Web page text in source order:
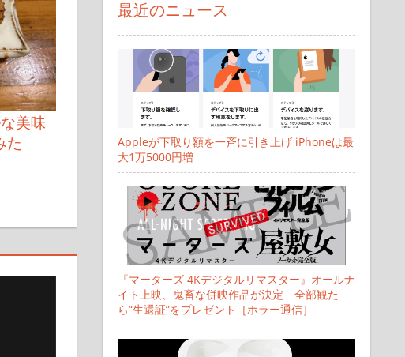
美味
た
最近のニュース
Appleが下取り額を一斉に引き上げ iPhoneは最
大1万5000円増
『マーターズ 4Kデジタルリマスター』オールナ
イト上映、鬼畜な併映作品が決定 全部観た
ら“生還証”をプレゼント［ホラー通信］